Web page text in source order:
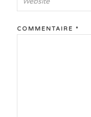
COMMENTAIRE *